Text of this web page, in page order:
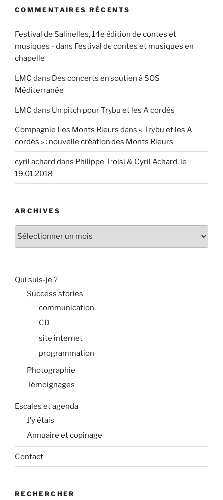
COMMENTAIRES RÉCENTS
Festival de Salinelles, 14e édition de contes et
musiques - dans Festival de contes et musiques en
chapelle
LMC dans Des concerts en soutien à SOS
Méditerranée
LMC dans Un pitch pour Trybu et les A cordés
Compagnie Les Monts Rieurs dans « Trybu et les A
cordés » : nouvelle création des Monts Rieurs
cyril achard dans Philippe Troisi & Cyril Achard, le
19.01.2018
ARCHIVES
Archives
Qui suis-je ?
Success stories
communication
CD
site internet
programmation
Photographie
Témoignages
Escales et agenda
J’y étais
Annuaire et copinage
Contact
RECHERCHER